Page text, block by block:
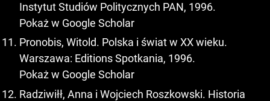
Instytut Studiów Politycznych PAN, 1996.
Pokaż w Google Scholar
Pronobis, Witold. Polska i świat w XX wieku.
Warszawa: Editions Spotkania, 1996.
Pokaż w Google Scholar
Radziwiłł, Anna i Wojciech Roszkowski. Historia